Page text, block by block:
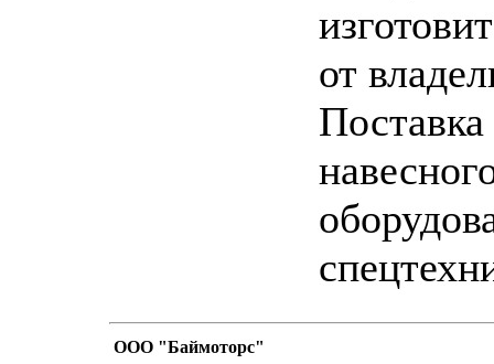
от
Поставка
ООО "Баймоторс"